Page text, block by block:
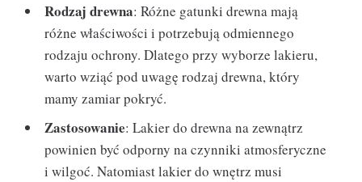
Rodzaj drewna: Różne gatunki drewna mają
różne właściwości i potrzebują odmiennego
rodzaju ochrony. Dlatego przy wyborze lakieru,
warto wziąć pod uwagę rodzaj drewna, który
mamy zamiar pokryć.
Zastosowanie: Lakier do drewna na zewnątrz
powinien być odporny na czynniki atmosferyczne
i wilgoć. Natomiast lakier do wnętrz musi